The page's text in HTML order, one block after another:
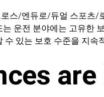
스/엔듀로/듀얼 스포
운전 분야에는 고유한
있는 보호 수준을 지